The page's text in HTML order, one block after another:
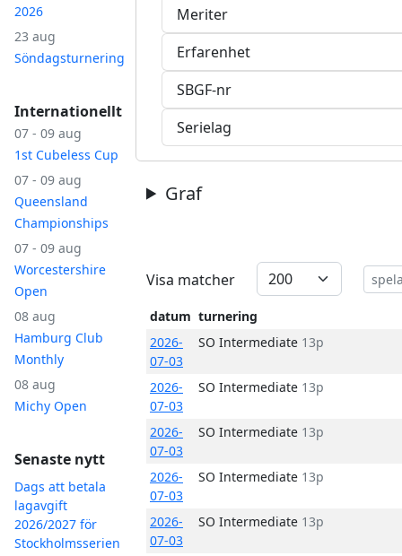
2026
23 aug
Söndagsturnering
Internationellt
07 - 09 aug
1st Cubeless Cup
07 - 09 aug
Queensland
Championships
07 - 09 aug
Worcestershire
Open
08 aug
Hamburg Club
Monthly
08 aug
Michy Open
Senaste nytt
Dags att betala
lagavgift
2026/2027 för
Stockholmsserien
Meriter
Erfarenhet
SBGF-nr
Serielag
Graf
Visa matcher
datum turnering
2026-
07-03
SO Intermediate 13p
2026-
07-03
SO Intermediate 13p
2026-
07-03
SO Intermediate 13p
2026-
07-03
SO Intermediate 13p
2026-
07-03
SO Intermediate 13p